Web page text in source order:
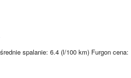
spalanie: 6.4 (l/100 km) Furgon cena: